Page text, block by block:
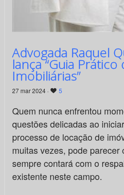
Advogada Raquel
lança “Guia Prático
Imobiliárias”
27 mar 2024 · 5
Quem nunca enfrentou
questões delicadas ao
processo de locação de
muitas vezes, pode parecer
sempre contará com o
existente neste campo.